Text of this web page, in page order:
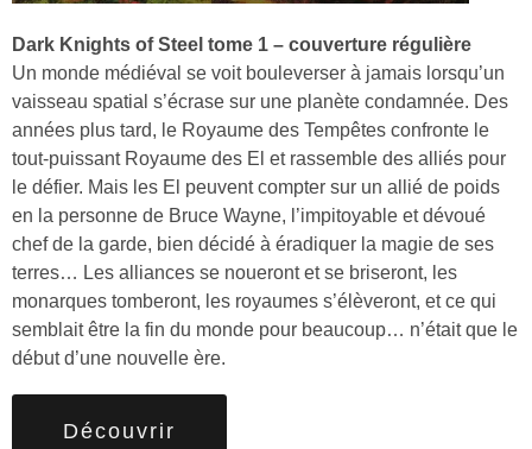
Dark Knights of Steel tome 1 – couverture régulière
Un monde médiéval se voit bouleverser à jamais lorsqu’un
vaisseau spatial s’écrase sur une planète condamnée. Des
années plus tard, le Royaume des Tempêtes confronte le
tout-puissant Royaume des El et rassemble des alliés pour
le défier. Mais les El peuvent compter sur un allié de poids
en la personne de Bruce Wayne, l’impitoyable et dévoué
chef de la garde, bien décidé à éradiquer la magie de ses
terres… Les alliances se noueront et se briseront, les
monarques tomberont, les royaumes s’élèveront, et ce qui
semblait être la fin du monde pour beaucoup… n’était que le
début d’une nouvelle ère.
Découvrir